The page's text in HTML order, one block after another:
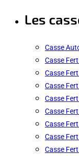
Les
Casse
Casse
Casse
Casse
Casse
Casse
Casse
Casse
Casse